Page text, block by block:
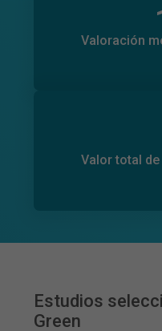
Valoración
Número
Valor total
Valor
Estudios
Green